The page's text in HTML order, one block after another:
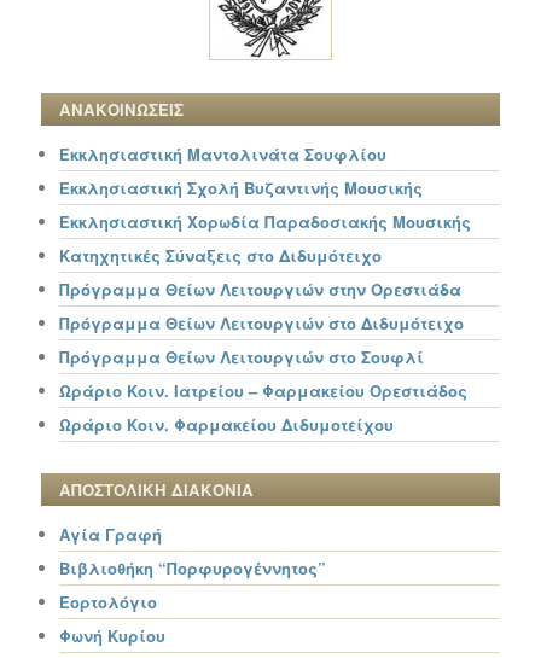
ΑΝΑΚΟΙΝΩΣΕΙΣ
Εκκλησιαστική Μαντολινάτα Σουφλίου
Εκκλησιαστική Σχολή Βυζαντινής Μουσικής
Εκκλησιαστική Χορωδία Παραδοσιακής Μουσικής
Κατηχητικές Σύναξεις στο Διδυμότειχο
Πρόγραμμα Θείων Λειτουργιών στην Ορεστιάδα
Πρόγραμμα Θείων Λειτουργιών στο Διδυμότειχο
Πρόγραμμα Θείων Λειτουργιών στο Σουφλί
Ωράριο Κοιν. Ιατρείου – Φαρμακείου Ορεστιάδος
Ωράριο Κοιν. Φαρμακείου Διδυμοτείχου
ΑΠΟΣΤΟΛΙΚΗ ΔΙΑΚΟΝΙΑ
Αγία Γραφή
Βιβλιοθήκη “Πορφυρογέννητος”
Εορτολόγιο
Φωνή Κυρίου